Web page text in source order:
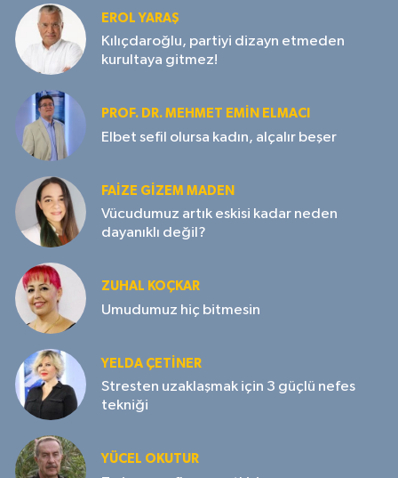
EROL YARAŞ
Kılıçdaroğlu, partiyi dizayn etmeden
kurultaya gitmez!
PROF. DR. MEHMET EMIN ELMACI
Elbet sefil olursa kadın, alçalır beşer
FAIZE GIZEM MADEN
Vücudumuz artık eskisi kadar neden
dayanıklı değil?
ZUHAL KOÇKAR
Umudumuz hiç bitmesin
YELDA ÇETİNER
Stresten uzaklaşmak için 3 güçlü nefes
tekniği
YÜCEL OKUTUR